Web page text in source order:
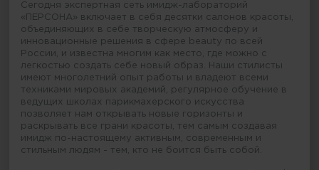
Сегодня экспертная сеть имидж-лабораторий
«ПЕРСОНА» включает в себя десятки салонов красоты,
объединяющих в себе творческую атмосферу и
инновационные решения в сфере beauty по всей
России, и известна многим как место, где можно с
легкостью создать себе новый образ. Наши стилисты
имеют многолетний опыт работы и владеют всеми
техниками мировых академий, регулярное обучение в
ведущих школах парикмахерского искусства
позволяет нам открывать новые горизонты и
раскрывать все грани красоты, тем самым создавая
имидж по-настоящему активным, современным и
стильным людям - тем, кто не боится быть собой.